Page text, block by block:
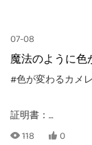
07-08
魔法のように色
#色が変わるカメ
証明書：
CE, EN71-1, -2, -3,
118 0